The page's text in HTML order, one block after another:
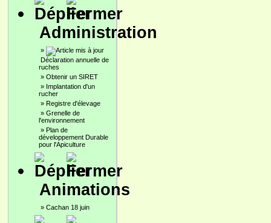
Administration
»
Déclaration annuelle de
ruches
» Obtenir un SIRET
» Implantation d'un
rucher
» Registre d'élevage
» Grenelle de
l'environnement
» Plan de
développement Durable
pour l'Apiculture
Animations
» Cachan 18 juin